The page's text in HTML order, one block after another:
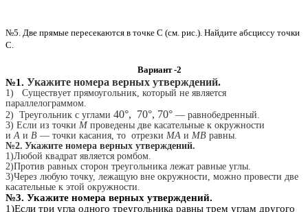
№5. Две прямые пересекаются в точке C (см. рис.). Найдите абсциссу точки
C.
Вариант -2
№1. Укажите номера верных утверждений.
1) Существует прямоугольник, который не является
параллелограммом.
2) Треугольник с углами 40°, 70°, 70° — равнобедренный.
3) Если из точки M проведены две касательные к окружности
иА и В — точки касания, то отрезки MA и MB равны.
№2. Укажите номера верных утверждений.
1)Любой квадрат является ромбом.
2)Против равных сторон треугольника лежат равные углы.
3)Через любую точку, лежащую вне окружности, можно провести две
касательные к этой окружности.
№3. Укажите номера верных утверждений.
1)Если три угла одного треугольника равны трем углам другого